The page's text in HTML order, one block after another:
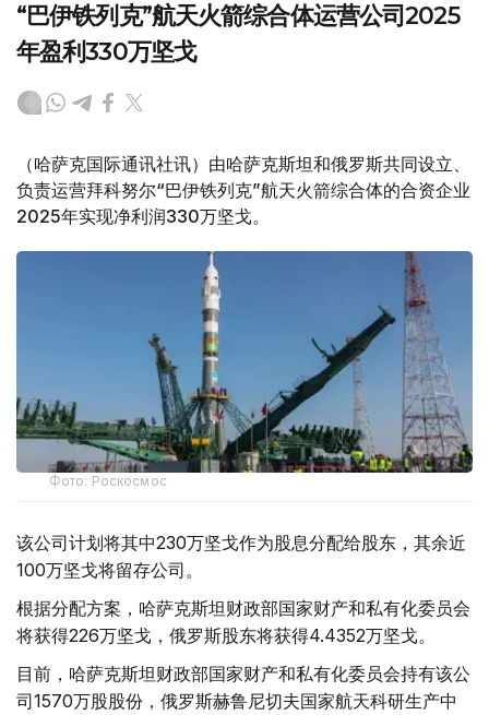
“巴伊铁列克”航天火箭综合体运营公司2025
年盈利330万坚戈
（哈萨克国际通讯社讯）由哈萨克斯坦和俄罗斯共同设立、
负责运营拜科努尔“巴伊铁列克”航天火箭综合体的合资企业
2025年实现净利润330万坚戈。
Фото: Роскосмос
该公司计划将其中230万坚戈作为股息分配给股东，其余近
100万坚戈将留存公司。
根据分配方案，哈萨克斯坦财政部国家财产和私有化委员会
将获得226万坚戈，俄罗斯股东将获得4.4352万坚戈。
目前，哈萨克斯坦财政部国家财产和私有化委员会持有该公
司1570万股股份，俄罗斯赫鲁尼切夫国家航天科研生产中